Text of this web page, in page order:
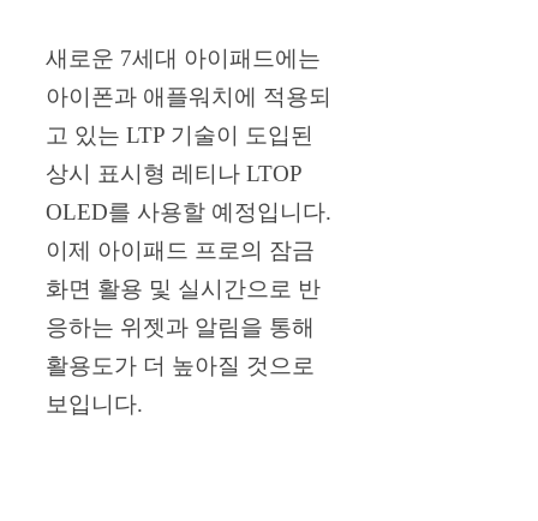
새로운 7세대 아이패드에는
아이폰과 애플워치에 적용되
고 있는 LTP 기술이 도입된
상시 표시형 레티나 LTOP
OLED를 사용할 예정입니다.
이제 아이패드 프로의 잠금
화면 활용 및 실시간으로 반
응하는 위젯과 알림을 통해
활용도가 더 높아질 것으로
보입니다.